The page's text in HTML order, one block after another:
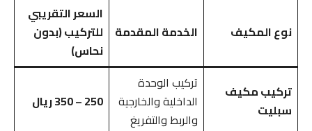
نوع المكيف الخدمة المقدمة
السعر التقريبي
للتركيب (بدون
نحاس)
تركيب مكيف
سبليت
تركيب الوحدة
الداخلية والخارجية
والربط والتفريغ
250 – 350 ريال